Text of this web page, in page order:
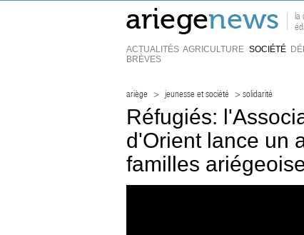
la
ACTUALITÉS AGRICULTURE SOCIÉTÉ
BRÈVES
ariège > jeunesse et société > solidarité
Réfugiés:
d'Orient lance un
familles